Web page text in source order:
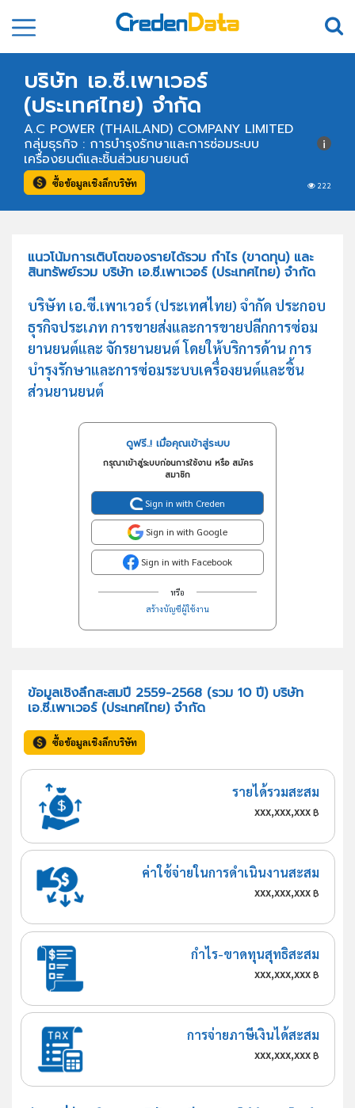
บริษัท เอ.ซี.เพาเวอร์
(ประเทศไทย) จำกัด
A.C POWER (THAILAND) COMPANY LIMITED
222
กลุ่มธุรกิจ : การบำรุงรักษาและการซ่อมระบบ
เครื่องยนต์และชิ้นส่วนยานยนต์
ซื้อข้อมูลเชิงลึกบริษัท
แนวโน้มการเติบโตของรายได้รวม กำไร (ขาดทุน) และ
สินทรัพย์รวม บริษัท เอ.ซี.เพาเวอร์ (ประเทศไทย) จำกัด
บริษัท เอ.ซี.เพาเวอร์ (ประเทศไทย) จำกัด ประกอบ
ธุรกิจประเภท การขายส่งและการขายปลีกการซ่อม
ยานยนต์และ จักรยานยนต์ โดยให้บริการด้าน การ
บำรุงรักษาและการซ่อมระบบเครื่องยนต์และชิ้น
ส่วนยานยนต์
ดูฟรี..! เมื่อคุณเข้าสู่ระบบ
กรุณาเข้าสู่ระบบก่อนการใช้งาน หรือ สมัคร
สมาชิก
Sign in with Creden
Sign in with Google
Sign in with Facebook
หรือ
สร้างบัญชีผู้ใช้งาน
ข้อมูลเชิงลึกสะสมปี 2559-2568 (รวม 10 ปี) บริษัท
เอ.ซี.เพาเวอร์ (ประเทศไทย) จำกัด
ซื้อข้อมูลเชิงลึกบริษัท
รายได้รวมสะสม
xxx,xxx,xxx฿
ค่าใช้จ่ายในการดำเนินงานสะสม
xxx,xxx,xxx฿
กำไร-ขาดทุนสุทธิสะสม
xxx,xxx,xxx฿
การจ่ายภาษีเงินได้สะสม
xxx,xxx,xxx฿